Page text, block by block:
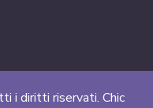
i diritti riservati. Chic